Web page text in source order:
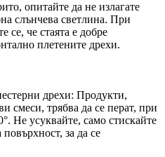
опитайте да не излагате
слънчева светлина. При
се, че стаята е добре
плетените дрехи.
дрехи: Продукти,
смеси, трябва да се перат, при
Не усуквайте, само стискайте
за да се